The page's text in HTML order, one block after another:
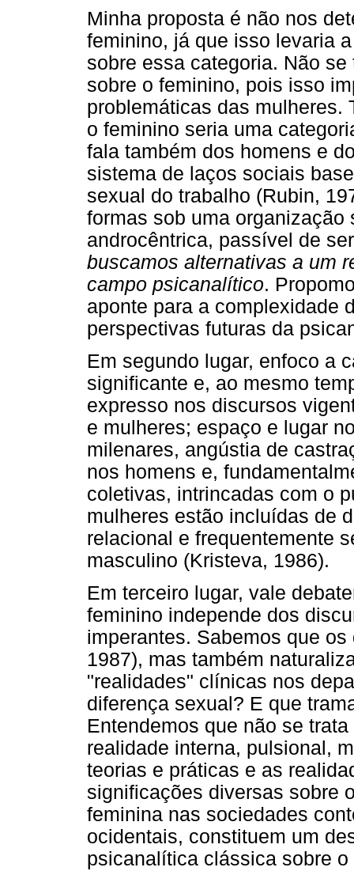
Minha proposta é não nos
feminino, já que isso levaria
sobre essa categoria. Não
sobre o feminino, pois isso
problemáticas das mulheres.
o feminino seria uma
fala também dos homens e
sistema de laços sociais
sexual do trabalho (Rubin,
formas sob uma
androcêntrica, passível de
buscamos alternativas a um
campo psicanalítico.
aponte para a complexidade
perspectivas futuras da
Em segundo lugar, enfoco a
significante e, ao mesmo
expresso nos discursos
e mulheres; espaço e lugar
milenares, angústia de
nos homens e,
coletivas, intrincadas com o
mulheres estão incluídas de
relacional e frequentemente
masculino (Kristeva, 1986).
Em terceiro lugar, vale
feminino independe dos
imperantes. Sabemos que
1987), mas também
"realidades" clínicas nos
diferença sexual? E que
Entendemos que não se
realidade interna, pulsional,
teorias e práticas e as
significações diversas sobre
feminina nas sociedades
ocidentais, constituem um
psicanalítica clássica sobre